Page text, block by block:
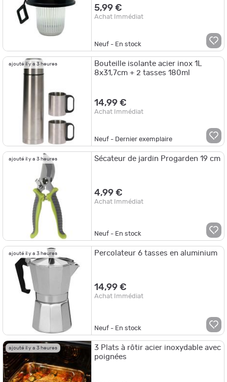
5,99 €
Achat Immédiat
Neuf - En stock
ajouté il y a 3 heures
Bouteille isolante acier inox 1L
8x31,7cm + 2 tasses 180ml
14,99 €
Achat Immédiat
Neuf - Dernier exemplaire
ajouté il y a 3 heures Sécateur de jardin Progarden 19 cm
4,99 €
Achat Immédiat
Neuf - En stock
ajouté il y a 3 heures Percolateur 6 tasses en aluminium
14,99 €
Achat Immédiat
Neuf - En stock
ajouté il y a 3 heures
3 Plats à rôtir acier inoxydable avec
poignées